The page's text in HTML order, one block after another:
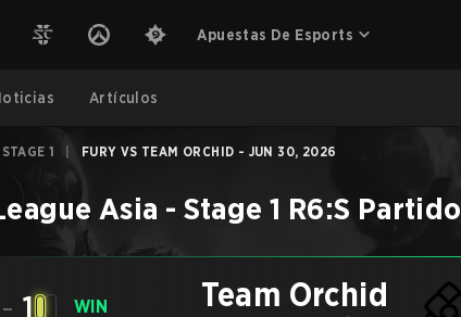
Apuestas De Esports
Artículos
1 FURY VS TEAM ORCHID - JUN 30, 2026
Asia - Stage 1 R6:S Partido
- 1 WIN Team Orchid